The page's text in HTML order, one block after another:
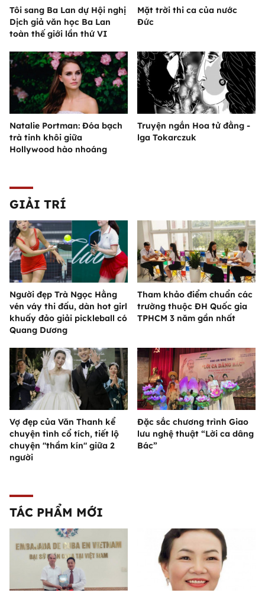
Tôi sang Ba Lan dự Hội nghị
Dịch giả văn học Ba Lan
toàn thế giới lần thứ VI
Mặt trời thi ca của nước
Đức
Natalie Portman: Đóa bạch
trà tinh khôi giữa
Hollywood hào nhoáng
Truyện ngắn Hoa tử đằng -
lga Tokarczuk
GIẢI TRÍ
Người đẹp Trà Ngọc Hằng
vén váy thi đấu, dàn hot girl
khuấy đảo giải pickleball có
Quang Dương
Tham khảo điểm chuẩn các
trường thuộc ĐH Quốc gia
TPHCM 3 năm gần nhất
Vợ đẹp của Văn Thanh kể
chuyện tình cổ tích, tiết lộ
chuyện "thầm kín" giữa 2
người
Đặc sắc chương trình Giao
lưu nghệ thuật “Lời ca dâng
Bác”
TÁC PHẨM MỚI